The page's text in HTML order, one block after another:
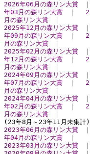
2026年06月の森リン大賞
年03月の森リン大賞 ｜
月の森リン大賞 ｜
2025年12月の森リン大賞
年09月の森リン大賞 ｜
月の森リン大賞 ｜
2025年02月の森リン大賞
年12月の森リン大賞 ｜
月の森リン大賞 ｜
2024年09月の森リン大賞
年07月の森リン大賞 ｜
月の森リン大賞 ｜
2024年04月の森リン大賞
年02月の森リン大賞 ｜
月の森リン大賞 ｜
(23年8月～23年11月未
2023年06月の森リン大賞
年04月の森リン大賞 ｜
2023年03月の森リン大賞